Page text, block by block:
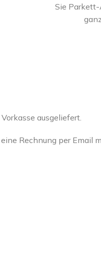
Sie
ausgeliefert.
Rechnung per Email